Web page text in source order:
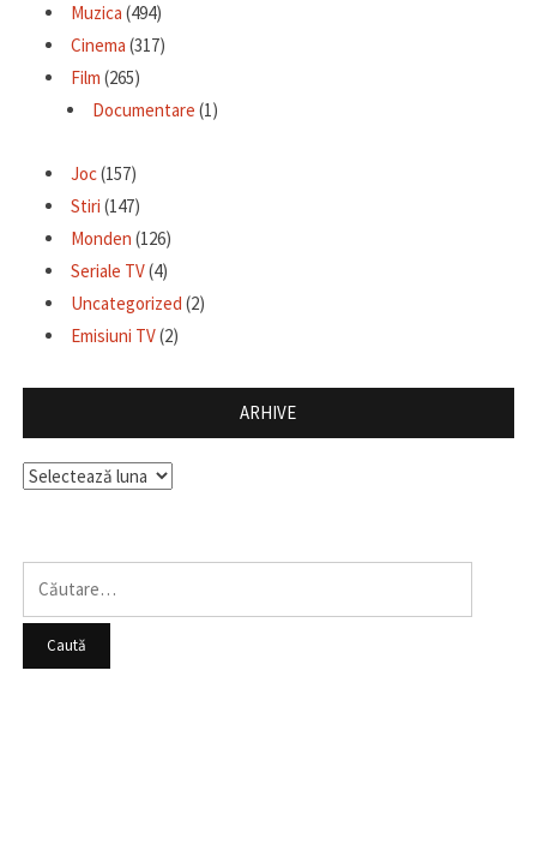
Muzica (494)
Cinema (317)
Film (265)
Documentare (1)
Joc(157)
Stiri (147)
Monden (126)
Seriale TV(4)
Uncategorized (2)
Emisiuni TV(2)
ARHIVE
Arhive